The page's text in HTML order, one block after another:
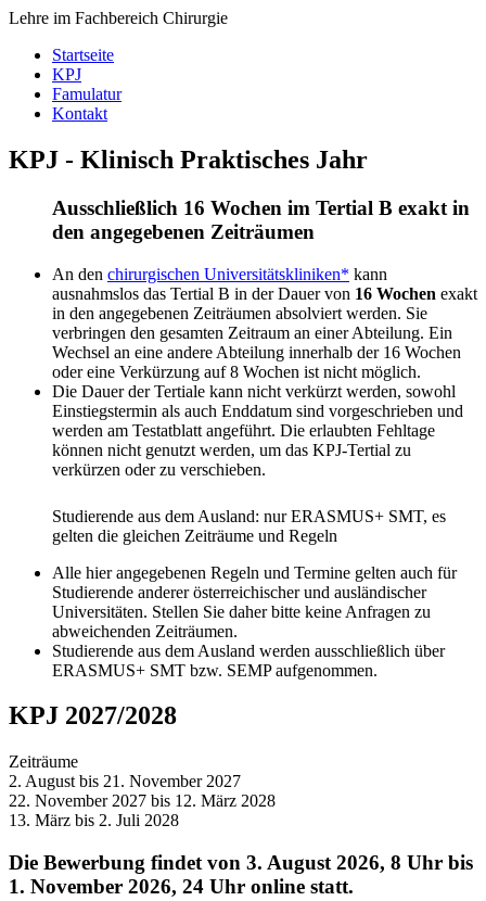
Lehre im Fachbereich Chirurgie
Startseite
KPJ
Famulatur
Kontakt
KPJ - Klinisch Praktisches Jahr
Ausschließlich 16 Wochen im Tertial B exakt in
den angegebenen Zeiträumen
An den chirurgischen Universitätskliniken* kann
ausnahmslos das Tertial B in der Dauer von 16 Wochen exakt
in den angegebenen Zeiträumen absolviert werden. Sie
verbringen den gesamten Zeitraum an einer Abteilung. Ein
Wechsel an eine andere Abteilung innerhalb der 16 Wochen
oder eine Verkürzung auf 8 Wochen ist nicht möglich.
Die Dauer der Tertiale kann nicht verkürzt werden, sowohl
Einstiegstermin als auch Enddatum sind vorgeschrieben und
werden am Testatblatt angeführt. Die erlaubten Fehltage
können nicht genutzt werden, um das KPJ-Tertial zu
verkürzen oder zu verschieben.
Studierende aus dem Ausland: nur ERASMUS+ SMT, es
gelten die gleichen Zeiträume und Regeln
Alle hier angegebenen Regeln und Termine gelten auch für
Studierende anderer österreichischer und ausländischer
Universitäten. Stellen Sie daher bitte keine Anfragen zu
abweichenden Zeiträumen.
Studierende aus dem Ausland werden ausschließlich über
ERASMUS+ SMT bzw. SEMP aufgenommen.
KPJ 2027/2028
Zeiträume
2. August bis 21. November 2027
22. November 2027 bis 12. März 2028
13. März bis 2. Juli 2028
Die Bewerbung findet von 3. August 2026, 8 Uhr bis
1. November 2026, 24 Uhr online statt.